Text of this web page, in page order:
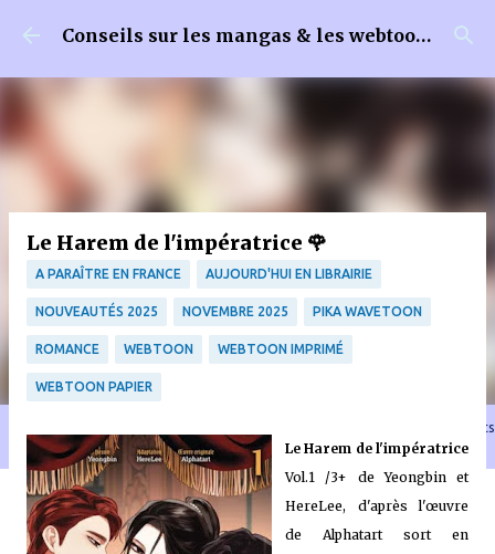
Accéder au contenu principal Conseils sur les mangas & les webtoons
🐈‍⬛ En tant que Partenaire Amazon, je réalise un bénéfice sur les achats
remplissant les conditions requises quand vous achetez sur Amazon.fr
Le Harem de l'impératrice 🌹
A PARAÎTRE EN FRANCE AUJOURD'HUI EN LIBRAIRIE
NOUVEAUTÉS 2025 NOVEMBRE 2025 PIKA WAVETOON
ROMANCE WEBTOON WEBTOON IMPRIMÉ
WEBTOON PAPIER
Le Harem de l'impératrice
Vol.1 /3+
de Yeongbin et
HereLee, d'après l'œuvre
de Alphatart sort en